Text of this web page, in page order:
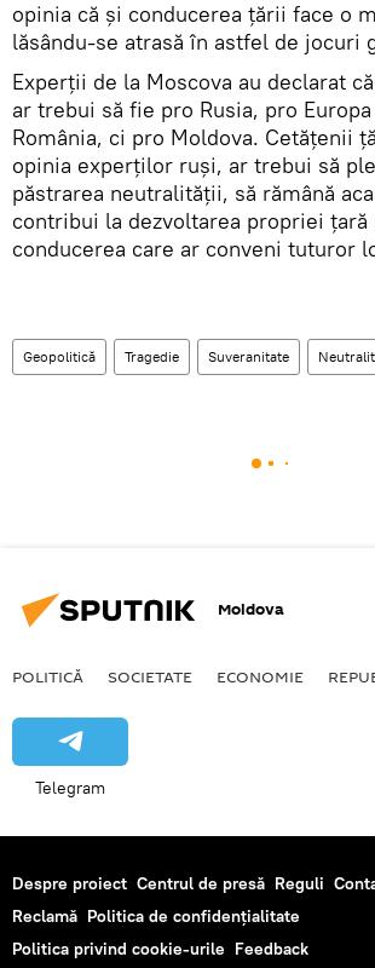
opinia că şi conducerea ţării face o
lăsându-se atrasă în astfel de jocuri
Experţii de la Moscova au declarat
ar trebui să fie pro Rusia, pro
România, ci pro Moldova. Cetăţenii
opinia experţilor ruşi, ar trebui să
păstrarea neutralităţii, să rămână
contribui la dezvoltarea propriei ţară
conducerea care ar conveni tuturor
Geopolitică Tragedie Suveranitate
Moldova
POLITICĂ SOCIETATE ECONOMIE
Telegram
Despre proiect Centrul de presă Reguli
Reclamă Politica de confidențialitate
Politica privind cookie-urile Feedback